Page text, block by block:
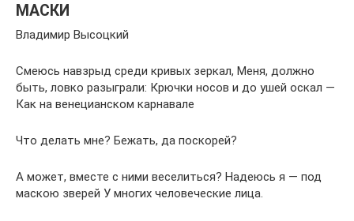
МАСКИ
Владимир Высоцкий
Смеюсь навзрыд среди кривых зеркал, Меня, должно
быть, ловко разыграли: Крючки носов и до ушей оскал —
Как на венецианском карнавале
Что делать мне? Бежать, да поскорей?
А может, вместе с ними веселиться? Надеюсь я — под
маскою зверей У многих человеческие лица.